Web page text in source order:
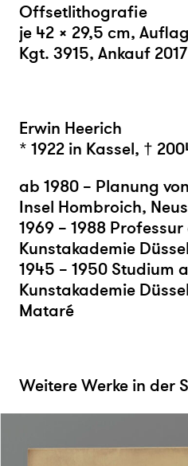
Offsetlithografie
je 42 × 29,5 cm,
Kgt. 3915, Ankauf 2017
Erwin Heerich
* 1922 in Kassel, †
ab 1980 – Planung
Insel Hombroich,
1969 – 1988
Kunstakademie
1945 – 1950 Studium
Kunstakademie
Mataré
Weitere Werke in der